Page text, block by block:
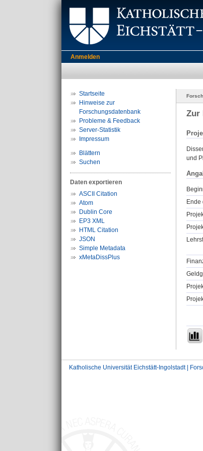
Anmelden
Startseite
Hinweise zur
Forschungsdatenbank
Probleme & Feedback
Server-Statistik
Impressum
Blättern
Suchen
Daten exportieren
ASCII Citation
Atom
Dublin Core
EP3 XML
HTML Citation
JSON
Simple Metadata
xMetaDissPlus
Zur
und
Ende
Katholische Universität Eichstätt-Ingolstadt |